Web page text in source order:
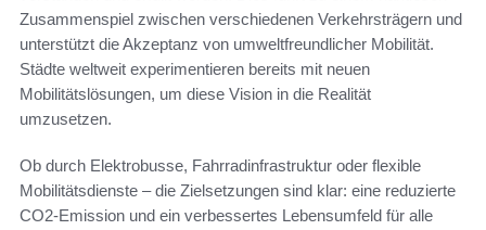
Zusammenspiel zwischen verschiedenen Verkehrsträgern und
unterstützt die Akzeptanz von umweltfreundlicher Mobilität.
Städte weltweit experimentieren bereits mit neuen
Mobilitätslösungen, um diese Vision in die Realität
umzusetzen.
Ob durch Elektrobusse, Fahrradinfrastruktur oder flexible
Mobilitätsdienste – die Zielsetzungen sind klar: eine reduzierte
CO2-Emission und ein verbessertes Lebensumfeld für alle